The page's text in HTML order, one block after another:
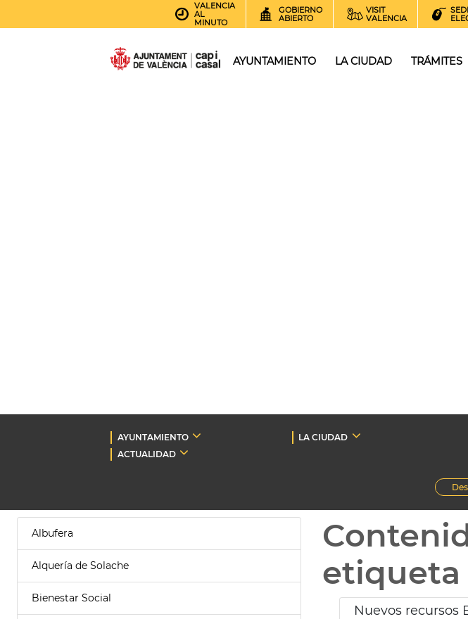
VALENCIA
AL
MINUTO
GOBIERNO
ABIERTO
VISIT
VALENCIA
AYUNTAMIENTO LA CIUDAD TRÁMITES
AYUNTAMIENTO LA CIUDAD
ACTUALIDAD
Albufera
Alquería de Solache
Bienestar Social
etiqueta
Nuevos recursos